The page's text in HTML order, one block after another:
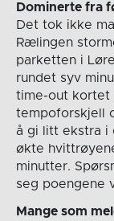
Dominerte fra
Det tok ikke
Rælingen
parketten i
rundet syv
time-out kortet
tempoforskjell
å gi litt ekstra i
økte
minutter.
seg poengene
Mange som